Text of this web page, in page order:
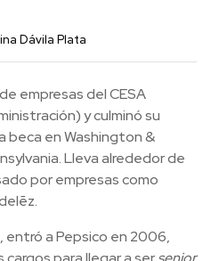
Dávila Plata
empresas del CESA
y culminó su
beca en Washington &
Lleva alrededor de
por empresas como
a Pepsico en 2006,